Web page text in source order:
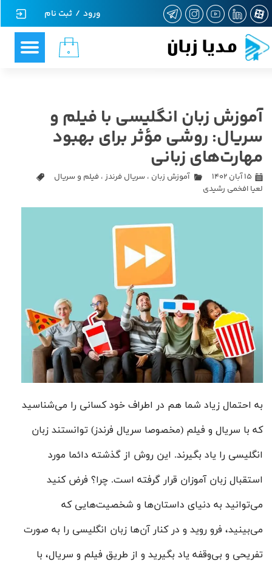
مدیا زبان ۰
ورود / ثبت نام
حساب کاربری من
تغییر گذر واژه
خروج از حساب کاربری
آموزش زبان انگلیسی با فیلم و
سریال: روشی مؤثر برای بهبود
مهارت‌های زبانی
۱۵ آبان ۱۴۰۲ آموزش زبان ، سریال فرندز ، فیلم و سریال
لعیا افخمی رشیدی
به احتمال زیاد شما هم در اطراف خود کسانی را می‌شناسید
که با سریال و فیلم (مخصوصا سریال فرندز) توانستند زبان
انگلیسی را یاد بگیرند. این روش از گذشته دائما مورد
استقبال زبان آموزان قرار گرفته است. چرا؟ فرض کنید
می‌توانید به دنیای داستان‌ها و شخصیت‌هایی که
می‌بینید، فرو روید و در کنار آن‌ها زبان انگلیسی را به صورت
تفریحی و بی‌وقفه یاد بگیرید و از طریق فیلم و سریال، با